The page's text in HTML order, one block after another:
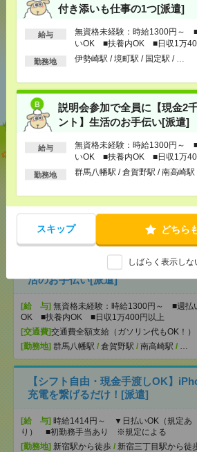
付き添いも仕事の1つ[派遣]
給与
無資格未経験：時給1300円～
いOK ■扶養内OK ■日収1万
以上
勤務地 伊勢崎駅 / 境町駅 / 国定駅 / …
説明会参加で全員に【現金2
ント】生活のお手伝い[派遣]
給与
無資格未経験：時給1300円～
いOK ■扶養内OK ■日収1万
以上
勤務地 群馬八幡駅 / 倉賀野駅 / 南高崎駅
スキップ どちら
しばらく表示しな
ツイート
おすすめ
【オープニング募集】おばあちゃ
いも仕事の1つ[派遣]
交通費全額支給（ガソリン代もOK！）
[勤務地]伊勢崎駅 国定駅/…
説明会参加で全員に【現金2千円相
活のお手伝い[派遣]
[給 与] 無資格未経験：時給1300円～ ■週払
OK ■扶養内OK ■日収1万400円以上
[交通費]交通費全額支給（ガソリン代もOK！）
[勤務地] 群馬八幡駅 / 倉賀野駅 / 南高崎駅 / …
【シフト自由・現金手渡しOK】
充電を繋げるだけ！[派遣]
[給 与] 時給1414円～ ▼日払いOK（規定あ
り） ■初勤務手当あり ※規定による
[勤務地] 新宿駅から徒歩 / 新宿三丁目駅から徒